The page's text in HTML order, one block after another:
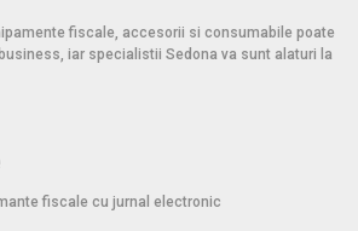
fiscale, accesorii si consumabile poate
iar specialistii Sedona va sunt alaturi la
fiscale cu jurnal electronic